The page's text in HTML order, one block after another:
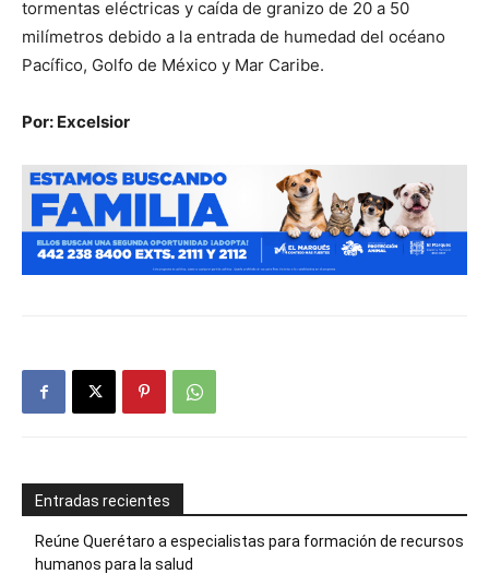
tormentas eléctricas y caída de granizo de 20 a 50
milímetros debido a la entrada de humedad del océano
Pacífico, Golfo de México y Mar Caribe.
Por: Excelsior
Entradas recientes
Reúne Querétaro a especialistas para formación de recursos
humanos para la salud